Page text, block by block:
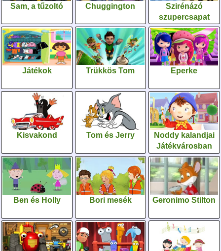
Sam, a tűzoltó Chuggington
Szirénázó
szupercsapat
Játékok Trükkös Tom Eperke
Kisvakond Tom és Jerry
Noddy kalandjai
Játékvárosban
Ben és Holly Bori mesék Geronimo Stilton